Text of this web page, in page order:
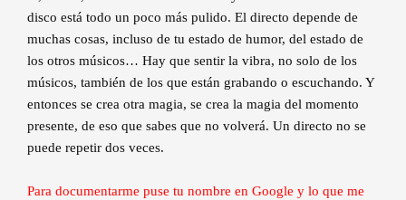
disco está todo un poco más pulido. El directo depende de
muchas cosas, incluso de tu estado de humor, del estado de
los otros músicos… Hay que sentir la vibra, no solo de los
músicos, también de los que están grabando o escuchando. Y
entonces se crea otra magia, se crea la magia del momento
presente, de eso que sabes que no volverá. Un directo no se
puede repetir dos veces.
Para documentarme puse tu nombre en Google y lo que me